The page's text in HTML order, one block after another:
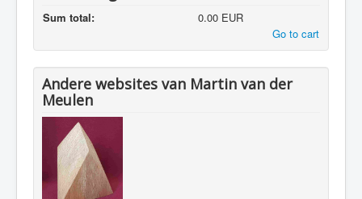
Sum total:
0.00 EUR
Go to cart
Andere websites van Martin van der
Meulen